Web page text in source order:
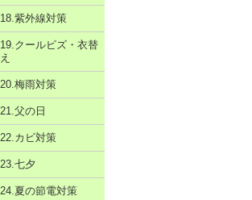
18.紫外線対策
19.クールビズ・衣替
え
20.梅雨対策
21.父の日
22.カビ対策
23.七夕
24.夏の節電対策